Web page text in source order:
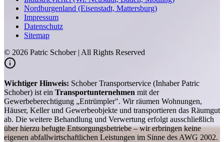
Nordburgenland (Eisenstadt, Mattersburg)
Impressum
Datenschutz
Sitemap
© 2026 Patric Schober | All Rights Reserved
Wichtiger Hinweis: Schober Transportservice (Inhaber Patric
Schober) ist ein Transportunternehmen mit der
Gewerbeberechtigung „Entrümpler". Wir räumen Wohnungen,
Häuser, Keller und Gewerbeobjekte und transportieren das Räumgut
ab. Die weitere Behandlung und Verwertung erfolgt ausschließlich
über hierzu befugte Entsorgungsbetriebe – wir erbringen keine
eigenen abfallwirtschaftlichen Leistungen im Sinne des AWG 2002.